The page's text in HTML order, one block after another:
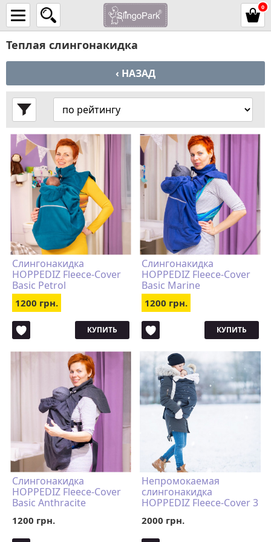
0
Теплая слингонакидка
‹ НАЗАД
Слингонакидка
HOPPEDIZ Fleece-Cover
Basic Petrol
1200 грн.
КУПИТЬ
Слингонакидка
HOPPEDIZ Fleece-Cover
Basic Marine
1200 грн.
КУПИТЬ
Слингонакидка
HOPPEDIZ Fleece-Cover
Basic Anthracite
1200 грн.
Непромокаемая
слингонакидка
HOPPEDIZ Fleece-Cover 3
2000 грн.